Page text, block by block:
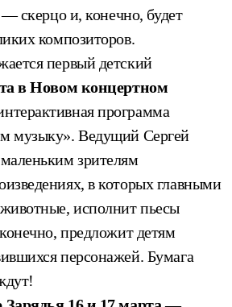
— скерцо и, конечно, будет
композиторов.
первый детский
в Новом концертном
программа
музыку». Ведущий Сергей
зрителям
в которых главными
исполнит пьесы
предложит детям
персонажей. Бумага